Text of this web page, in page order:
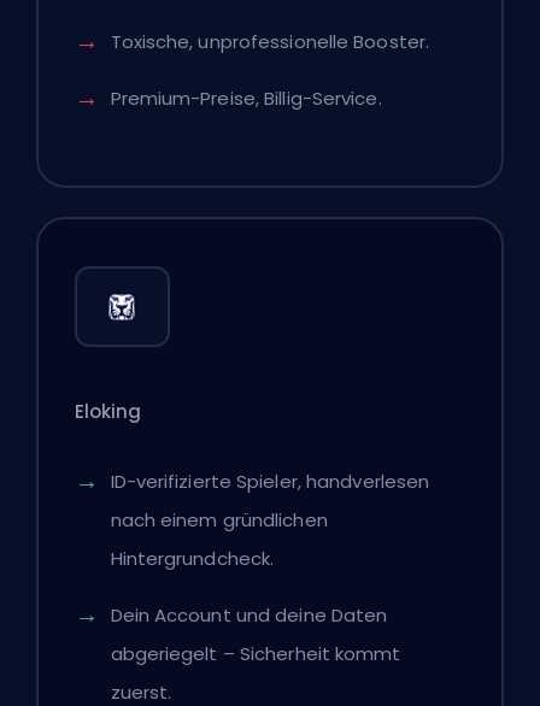
Toxische, unprofessionelle Booster.
Premium-Preise, Billig-Service.
Eloking
ID-verifizierte Spieler, handverlesen
nach einem gründlichen
Hintergrundcheck.
Dein Account und deine Daten
abgeriegelt – Sicherheit kommt
zuerst.